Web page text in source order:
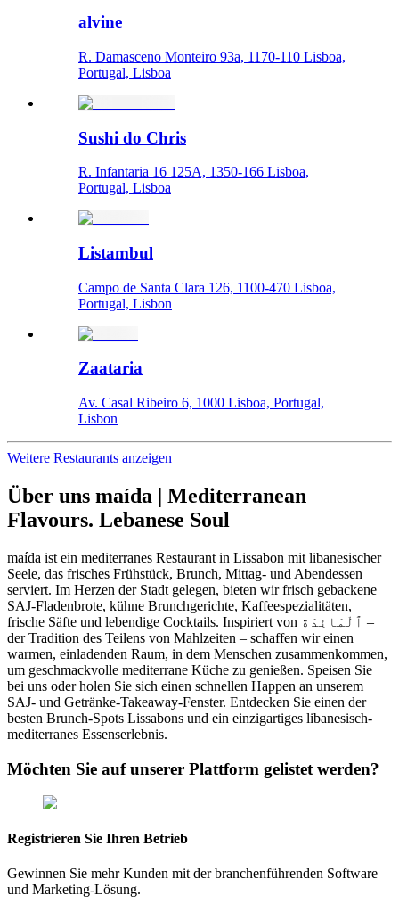
alvine
R. Damasceno Monteiro 93a, 1170-110 Lisboa,
Portugal, Lisboa
Sushi do Chris
R. Infantaria 16 125A, 1350-166 Lisboa,
Portugal, Lisboa
Listambul
Campo de Santa Clara 126, 1100-470 Lisboa,
Portugal, Lisbon
Zaataria
Av. Casal Ribeiro 6, 1000 Lisboa, Portugal,
Lisbon
Weitere Restaurants anzeigen
Über uns maída | Mediterranean
Flavours. Lebanese Soul
maída ist ein mediterranes Restaurant in Lissabon mit libanesischer
Seele, das frisches Frühstück, Brunch, Mittag- und Abendessen
serviert. Im Herzen der Stadt gelegen, bieten wir frisch gebackene
SAJ-Fladenbrote, kühne Brunchgerichte, Kaffeespezialitäten,
frische Säfte und lebendige Cocktails. Inspiriert von ٱلْمَائِدَة –
der Tradition des Teilens von Mahlzeiten – schaffen wir einen
warmen, einladenden Raum, in dem Menschen zusammenkommen,
um geschmackvolle mediterrane Küche zu genießen. Speisen Sie
bei uns oder holen Sie sich einen schnellen Happen an unserem
SAJ- und Getränke-Takeaway-Fenster. Entdecken Sie einen der
besten Brunch-Spots Lissabons und ein einzigartiges libanesisch-
mediterranes Essenserlebnis.
Möchten Sie auf unserer Plattform gelistet werden?
Registrieren Sie Ihren Betrieb
Gewinnen Sie mehr Kunden mit der branchenführenden Software
und Marketing-Lösung.